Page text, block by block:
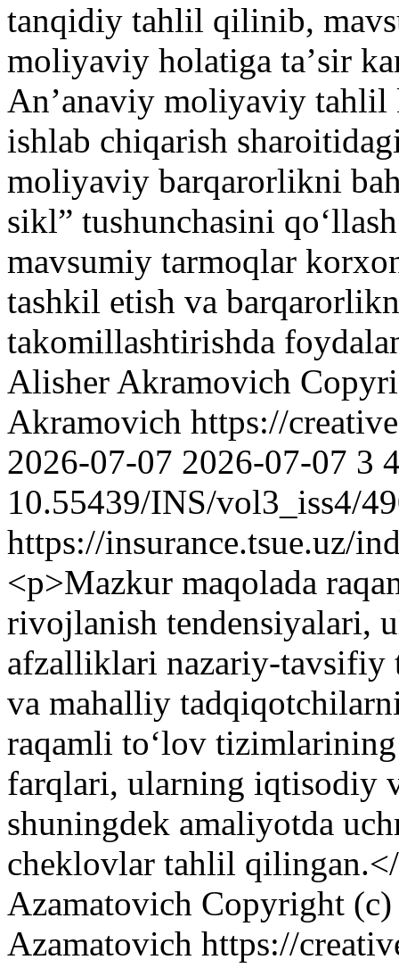
tanqidiy tahlil qilinib,
moliyaviy holatiga taʼsir
Anʼanaviy moliyaviy tahlil
ishlab chiqarish
moliyaviy barqarorlikni
sikl” tushunchasini
mavsumiy tarmoqlar
tashkil etish va
takomillashtirishda
Alisher Akramovich
Akramovich https://
2026-07-07 2026-07-07 3
10.55439/INS/vol3_iss4/
https://insurance.tsue.uz/
<p>Mazkur maqolada
rivojlanish tendensiyalari,
afzalliklari nazariy-
va mahalliy
raqamli to‘lov
farqlari, ularning iqtisodiy
shuningdek amaliyotda
cheklovlar tahlil
Azamatovich Copyright (c)
Azamatovich https://